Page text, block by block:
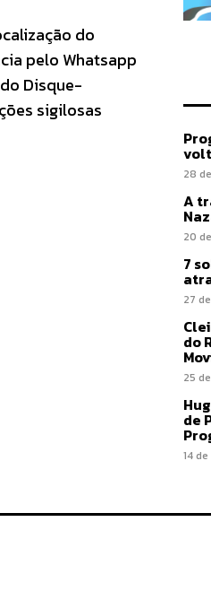
do
pelo Whatsapp
Disque-
sigilosas
28
A
20
7
27
do
25
de
14